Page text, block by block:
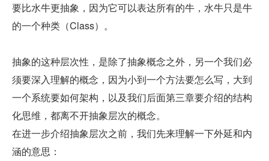
要比水牛更抽象，因为它可以表达所有的牛，水牛只是牛
的一个种类（Class）。
抽象的这种层次性，是除了抽象概念之外，另一个我们必
须要深入理解的概念，因为小到一个方法要怎么写，大到
一个系统要如何架构，以及我们后面第三章要介绍的结构
化思维，都离不开抽象层次的概念。
在进一步介绍抽象层次之前，我们先来理解一下外延和内
涵的意思：